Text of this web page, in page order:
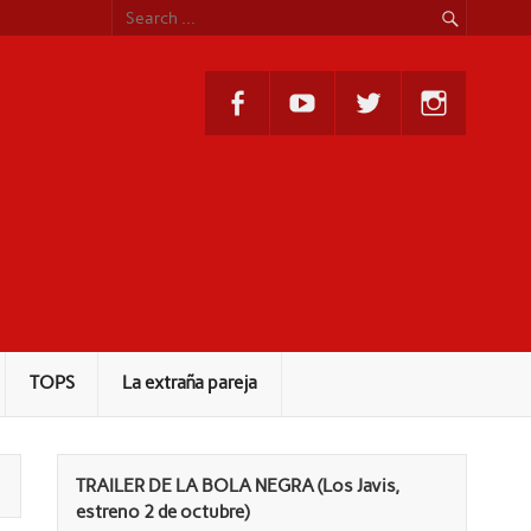
TOPS La extraña pareja
TRAILER DE LA BOLA NEGRA (Los Javis,
estreno 2 de octubre)